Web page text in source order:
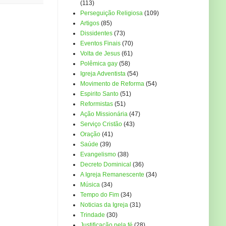
(113)
Perseguição Religiosa (109)
Artigos (85)
Dissidentes (73)
Eventos Finais (70)
Volta de Jesus (61)
Polêmica gay (58)
Igreja Adventista (54)
Movimento de Reforma (54)
Espirito Santo (51)
Reformistas (51)
Ação Missionária (47)
Serviço Cristão (43)
Oração (41)
Saúde (39)
Evangelismo (38)
Decreto Dominical (36)
A Igreja Remanescente (34)
Música (34)
Tempo do Fim (34)
Noticias da Igreja (31)
Trindade (30)